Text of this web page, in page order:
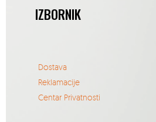
IZBORNIK
Dostava
Reklamacije
Centar Privatnosti